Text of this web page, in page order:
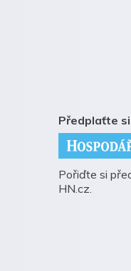
Předplaťte si
Pořiďte si
HN.cz.